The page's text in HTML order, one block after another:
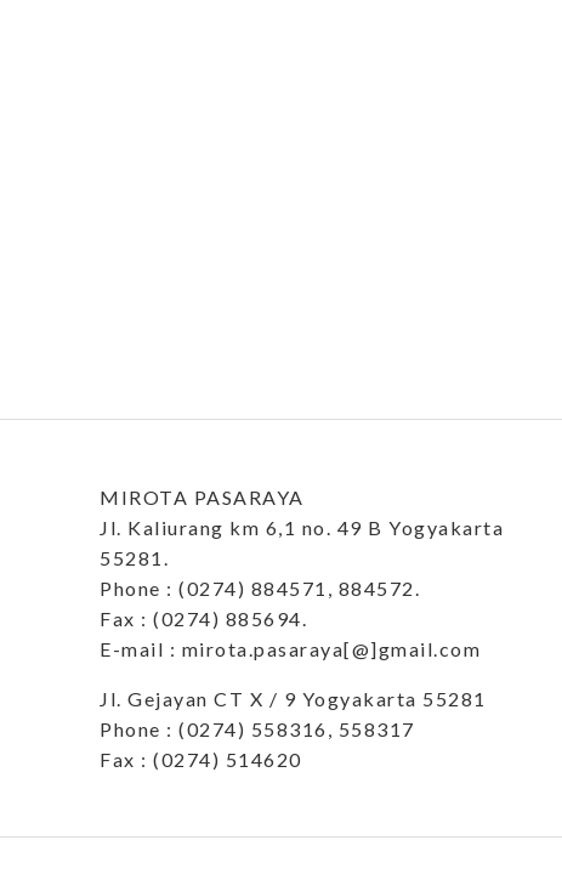
MIROTA PASARAYA
Jl. Kaliurang km 6,1 no. 49 B Yogyakarta
55281.
Phone : (0274) 884571, 884572.
Fax : (0274) 885694.
E-mail : mirota.pasaraya[@]gmail.com
Jl. Gejayan CT X / 9 Yogyakarta 55281
Phone : (0274) 558316, 558317
Fax : (0274) 514620